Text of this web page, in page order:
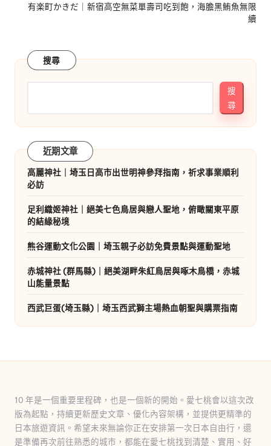
有楽町かきだ｜新宿高空無菜單壽司吃到飽，海膽黑鮪魚無限
續
搜尋
搜
尋
近期文章
高麗神社｜埼玉日高市出世明神參拜指南，祈求事業順利
必訪
足利織姬神社｜絕美七色鳥居與戀人聖地，俯瞰關東平原
的結緣秘境
熊谷運動文化公園｜埼玉親子必訪免費景點與運動聖地
赤城神社 (群馬縣)｜絕美湖畔朱紅鳥居與啄木鳥橋，赤城
山能量景點
西武巨蛋(埼玉縣)｜埼玉西武獅主場熱血朝聖與購票指南
10 年是一個重要里程碑，也是一個新的開始。愛七桃會以這次改
版為起點，持續更新歷史文章、優化內容架構，並提供更精準的
日本旅遊資訊。希望未來無論你正在安排第一次日本自由行，還
是準備再次前往熟悉的城市，都能在愛七桃找到清楚、實用、好